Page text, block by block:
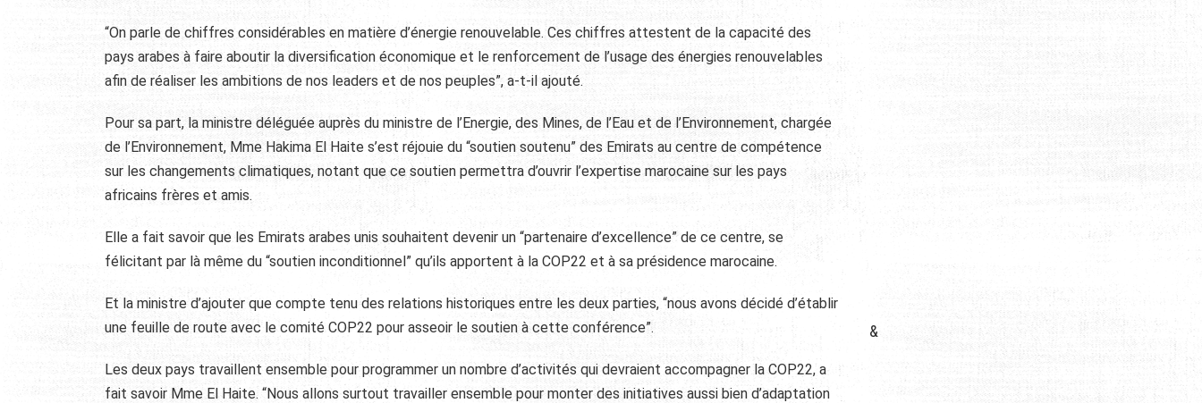
“On parle de chiffres considérables en matière d’énergie renouvelable. Ces chiffres attestent de la capacité des
pays arabes à faire aboutir la diversification économique et le renforcement de l’usage des énergies renouvelables
afin de réaliser les ambitions de nos leaders et de nos peuples”, a-t-il ajouté.
Pour sa part, la ministre déléguée auprès du ministre de l’Energie, des Mines, de l’Eau et de l’Environnement, chargée
de l’Environnement, Mme Hakima El Haite s’est réjouie du “soutien soutenu” des Emirats au centre de compétence
sur les changements climatiques, notant que ce soutien permettra d’ouvrir l’expertise marocaine sur les pays
africains frères et amis.
Elle a fait savoir que les Emirats arabes unis souhaitent devenir un “partenaire d’excellence” de ce centre, se
félicitant par là même du “soutien inconditionnel” qu’ils apportent à la COP22 et à sa présidence marocaine.
Et la ministre d’ajouter que compte tenu des relations historiques entre les deux parties, “nous avons décidé d’établir
une feuille de route avec le comité COP22 pour asseoir le soutien à cette conférence”.
Les deux pays travaillent ensemble pour programmer un nombre d’activités qui devraient accompagner la COP22, a
fait savoir Mme El Haite. “Nous allons surtout travailler ensemble pour monter des initiatives aussi bien d’adaptation
&